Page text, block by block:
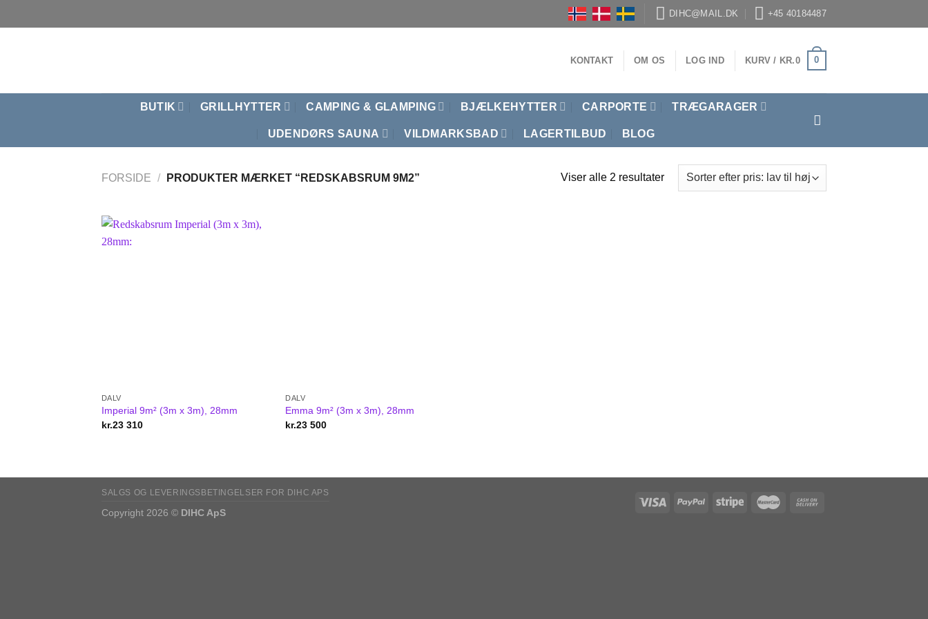
til
DIHC@MAIL.DK +45 40184487
KONTAKT OM OS LOG IND KURV / KR.0 0
BUTIK GRILLHYTTER CAMPING & GLAMPING BJÆLKEHYTTER CARPORTE TRÆGARAGER
UDENDØRS SAUNA VILDMARKSBAD LAGERTILBUD BLOG
FORSIDE / PRODUKTER MÆRKET “REDSKABSRUM 9M2” Viser alle 2 resultater
DALV
Imperial 9m² (3m x 3m), 28mm
kr.23 310
DALV
Emma 9m² (3m x 3m), 28mm
kr.23 500
SALGS OG LEVERINGSBETINGELSER FOR DIHC APS
Copyright 2026 © DIHC ApS